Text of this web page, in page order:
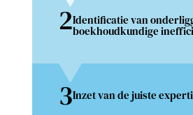
2Identificatie van
boekhoudkundige
3Inzet van de juiste